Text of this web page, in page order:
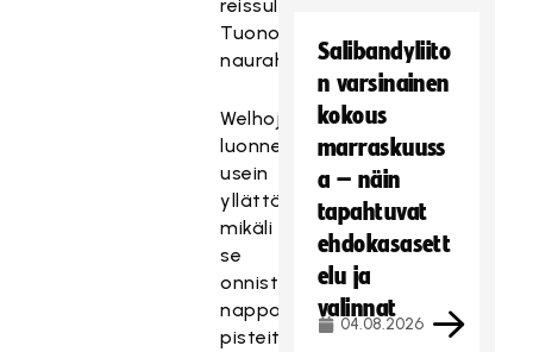
reissulla”,
Tuononen
naurahtaa.
Welhoja
luonnehditaan
usein
yllättäjäksi,
mikäli
se
onnistuu
nappaamaan
pisteitä.
Salibandyliito
n varsinainen
kokous
marraskuuss
a – näin
tapahtuvat
ehdokasasett
elu ja
valinnat
04.08.2026